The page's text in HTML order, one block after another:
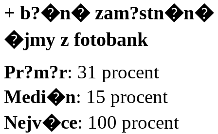
+ b?�n� zam?stn�n�
�jmy z fotobank
Pr?m?r: 31 procent
Medi�n: 15 procent
Nejv�ce: 100 procent